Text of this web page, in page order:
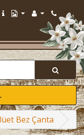
Bez Çanta